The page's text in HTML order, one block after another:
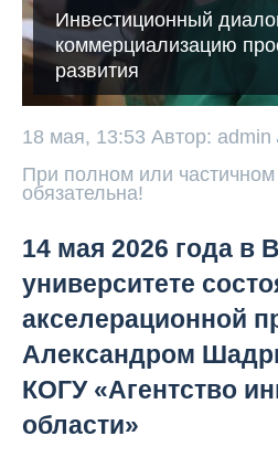
Инвестиционный
коммерциализацию
развития
18 мая, 13:53 Автор: admin
При полном или
обязательна!
14 мая 2026 года в
университете
акселерационной
Александром
КОГУ «Агентство
области»